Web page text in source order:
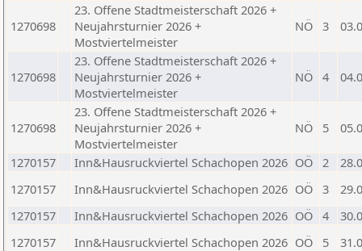
1270698
23. Offene Stadtmeisterschaft 2026 +
Neujahrsturnier 2026 +
Mostviertelmeister
NÖ 3
1270698
23. Offene Stadtmeisterschaft 2026 +
Neujahrsturnier 2026 +
Mostviertelmeister
NÖ 4
1270698
23. Offene Stadtmeisterschaft 2026 +
Neujahrsturnier 2026 +
Mostviertelmeister
NÖ 5
1270157 Inn&Hausruckviertel Schachopen 2026 OÖ 2
1270157
Inn&Hausruckviertel Schachopen 2026 OÖ 3
1270157
Inn&Hausruckviertel Schachopen 2026 OÖ 4
1270157
Inn&Hausruckviertel Schachopen 2026 OÖ 5